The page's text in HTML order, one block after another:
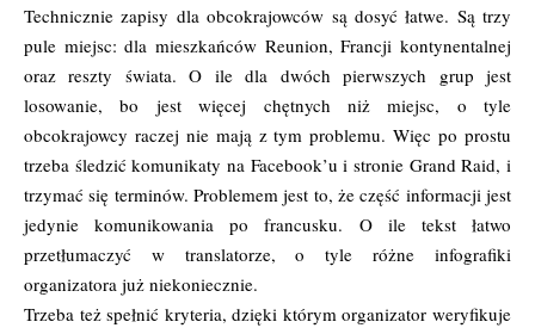
Technicznie zapisy dla obcokrajowców są dosyć łatwe. Są trzy
pule miejsc: dla mieszkańców Reunion, Francji kontynentalnej
oraz reszty świata. O ile dla dwóch pierwszych grup jest
losowanie, bo jest więcej chętnych niż miejsc, o tyle
obcokrajowcy raczej nie mają z tym problemu. Więc po prostu
trzeba śledzić komunikaty na Facebook’u i stronie Grand Raid, i
trzymać się terminów. Problemem jest to, że część informacji jest
jedynie komunikowania po francusku. O ile tekst łatwo
przetłumaczyć w translatorze, o tyle różne infografiki
organizatora już niekoniecznie.
Trzeba też spełnić kryteria, dzięki którym organizator weryfikuje